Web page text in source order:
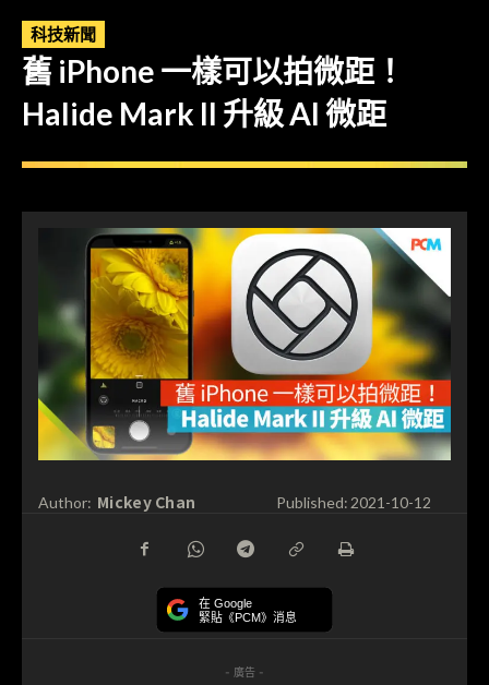
科技新聞
舊 iPhone 一樣可以拍微距！
Halide Mark II 升級 AI 微距
Author: Mickey Chan Published: 2021-10-12
在 Google
緊貼《PCM》消息
- 廣告 -